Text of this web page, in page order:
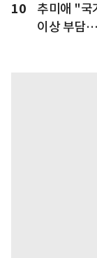
10
추미애 "국
이상 부담